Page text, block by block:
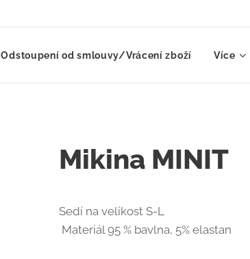
Odstoupení od smlouvy/Vrácení zboží Více
Mikina MINIT
Sedí na velikost S-L
Materiál 95 % bavlna, 5% elastan